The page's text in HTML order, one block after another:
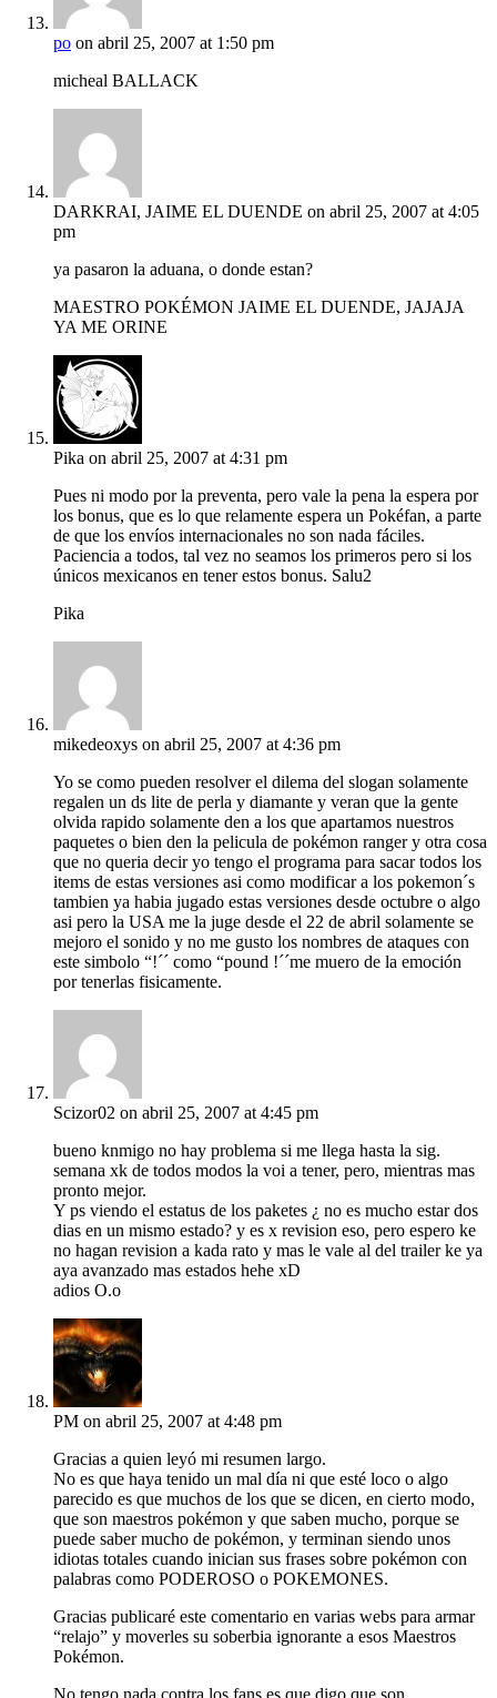
po on abril 25, 2007 at 1:50 pm
micheal BALLACK
DARKRAI, JAIME EL DUENDE on abril 25, 2007 at 4:05
pm
ya pasaron la aduana, o donde estan?
MAESTRO POKÉMON JAIME EL DUENDE, JAJAJA
YA ME ORINE
Pika on abril 25, 2007 at 4:31 pm
Pues ni modo por la preventa, pero vale la pena la espera por
los bonus, que es lo que relamente espera un Pokéfan, a parte
de que los envíos internacionales no son nada fáciles.
Paciencia a todos, tal vez no seamos los primeros pero si los
únicos mexicanos en tener estos bonus. Salu2
Pika
mikedeoxys on abril 25, 2007 at 4:36 pm
Yo se como pueden resolver el dilema del slogan solamente
regalen un ds lite de perla y diamante y veran que la gente
olvida rapido solamente den a los que apartamos nuestros
paquetes o bien den la pelicula de pokémon ranger y otra cosa
que no queria decir yo tengo el programa para sacar todos los
items de estas versiones asi como modificar a los pokemon´s
tambien ya habia jugado estas versiones desde octubre o algo
asi pero la USA me la juge desde el 22 de abril solamente se
mejoro el sonido y no me gusto los nombres de ataques con
este simbolo “!´´ como “pound !´´me muero de la emoción
por tenerlas fisicamente.
Scizor02 on abril 25, 2007 at 4:45 pm
bueno knmigo no hay problema si me llega hasta la sig.
semana xk de todos modos la voi a tener, pero, mientras mas
pronto mejor.
Y ps viendo el estatus de los paketes ¿ no es mucho estar dos
dias en un mismo estado? y es x revision eso, pero espero ke
no hagan revision a kada rato y mas le vale al del trailer ke ya
aya avanzado mas estados hehe xD
adios O.o
PM on abril 25, 2007 at 4:48 pm
Gracias a quien leyó mi resumen largo.
No es que haya tenido un mal día ni que esté loco o algo
parecido es que muchos de los que se dicen, en cierto modo,
que son maestros pokémon y que saben mucho, porque se
puede saber mucho de pokémon, y terminan siendo unos
idiotas totales cuando inician sus frases sobre pokémon con
palabras como PODEROSO o POKEMONES.
Gracias publicaré este comentario en varias webs para armar
“relajo” y moverles su soberbia ignorante a esos Maestros
Pokémon.